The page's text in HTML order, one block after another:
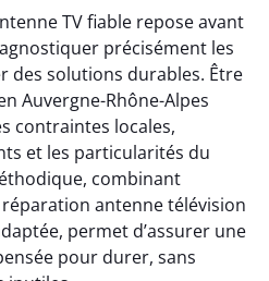
TV fiable repose avant
précisément les
des solutions durables. Être
Auvergne-Rhône-Alpes
contraintes locales,
et les particularités du
combinant
antenne télévision
permet d’assurer une
pour durer, sans